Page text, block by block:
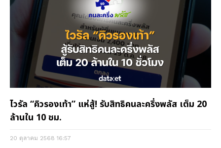
ไวรัล “คิวรองเท้า” แห่สู้! รับสิทธิคนละครึ่งพลัส เต็ม 20
ล้านใน 10 ชม.
20 ตุลาคม 2568 16:57